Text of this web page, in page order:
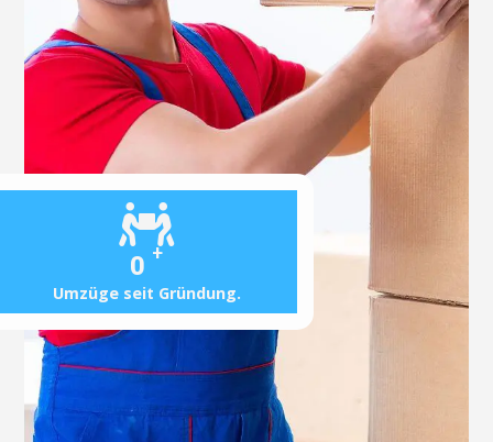
0 +
Umzüge seit Gründung.